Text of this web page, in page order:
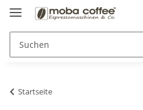
Startseite